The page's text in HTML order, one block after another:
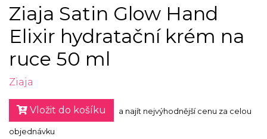
Ziaja Satin Glow Hand
Elixir hydratační krém na
ruce 50 ml
Ziaja
Vložit do košíku a najít nejvýhodnější cenu za celou
objednávku